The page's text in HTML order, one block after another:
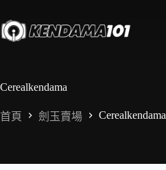
Cerealkendama
首頁 劍玉賣場 Cerealkendama